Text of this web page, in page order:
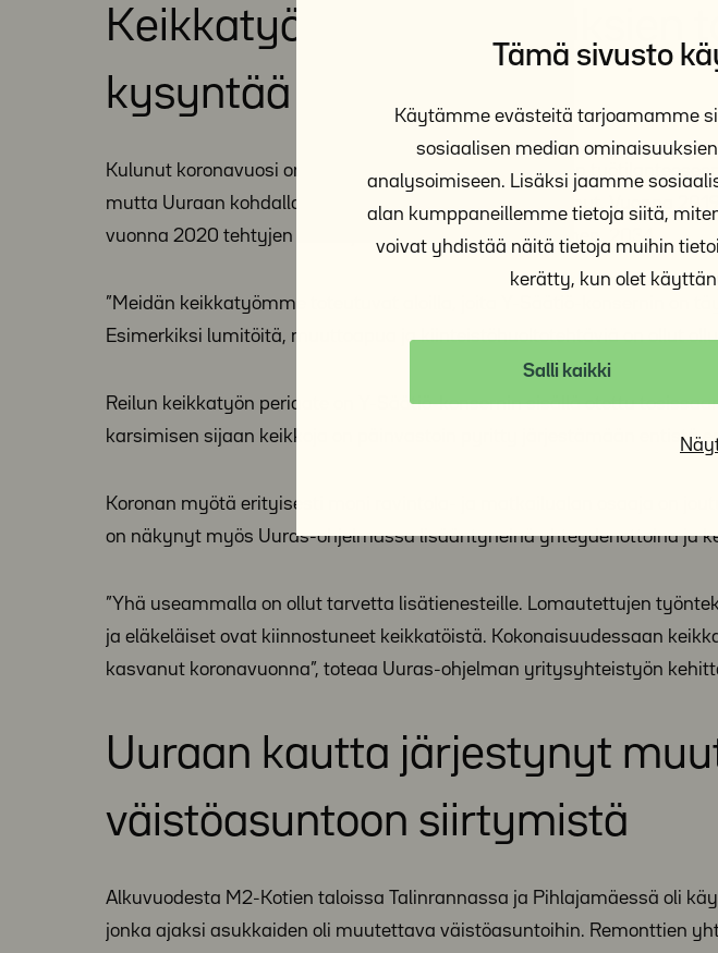
Tämä sivusto
Käytämme evästeitä tarjoamamme
sosiaalisen median
analysoimiseen. Lisäksi jaamme
alan kumppaneillemme tietoja siitä,
voivat yhdistää näitä tietoja muihin
kerätty, kun olet
Salli kaikki
Keikkatyölle on lomautuksien
kysyntää
Kulunut koronavuosi on vaikuttanut negatiivisesti monen
mutta Uuraan kohdalla keikkatöiden määrä on lisääntynyt. Vuonna
vuonna 2020 tehtyjen keikkojen määrä oli kolminkertainen, 2034.
”Meidän keikkatyömme toteutuvat aloilla, joita Y-Säätiö-konsernin on
Esimerkiksi lumitöitä, muuttoapua ja kiinteistöhuoltotehtäviä on ollut
Reilun keikkatyön periaate on Y-Säätiö-konsernin sisällä otettu
karsimisen sijaan keikkoja on päinvastoin pyritty järjestämään entistä
Koronan myötä erityisesti moni ravintola- ja matkailualan osaaja on
on näkynyt myös Uuras-ohjelmassa lisääntyneinä yhteydenottoina ja
”Yhä useammalla on ollut tarvetta lisätienesteille. Lomautettujen
ja eläkeläiset ovat kiinnostuneet keikkatöistä. Kokonaisuudessaan
kasvanut koronavuonna”, toteaa Uuras-ohjelman yritysyhteistyön
Uuraan kautta järjestynyt
väistöasuntoon siirtymistä
Alkuvuodesta M2-Kotien taloissa Talinrannassa ja Pihlajamäessä oli
jonka ajaksi asukkaiden oli muutettava väistöasuntoihin. Remonttien